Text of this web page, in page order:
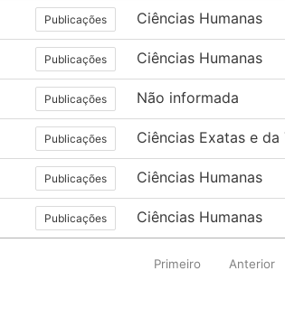
Publicações Ciências Humanas
Publicações Ciências Humanas
Publicações Não informada
Publicações Ciências Exatas e da
Publicações Ciências Humanas
Publicações Ciências Humanas
Primeiro Anterior